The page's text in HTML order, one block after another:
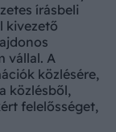
írásbeli
kivezető
vállal. A
közlésére,
közlésből,
felelősséget,